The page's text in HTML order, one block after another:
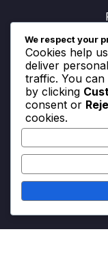
Search
We respect your
Cookies help
deliver
traffic. You
by clicking
consent or
cookies.